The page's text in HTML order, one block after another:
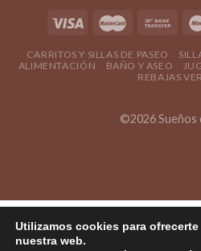
CARRITOS Y SILLAS DE PASEO
ALIMENTACIÓN
BAÑO Y ASEO
REBAJAS
©2026 Sueños
Utilizamos cookies para
nuestra web.